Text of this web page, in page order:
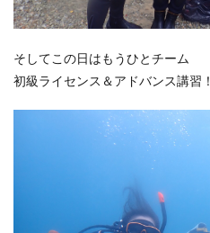
そしてこの日はもうひとチーム
初級ライセンス＆アドバンス講習！